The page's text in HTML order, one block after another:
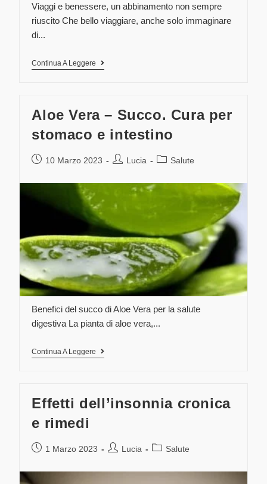
Viaggi e benessere, un abbinamento non sempre
riuscito Che bello viaggiare, anche solo immaginare
di...
Continua A Leggere
Aloe Vera – Succo. Cura per
stomaco e intestino
10 Marzo 2023 Lucia Salute
Benefici del succo di Aloe Vera per la salute
digestiva La pianta di aloe vera,...
Continua A Leggere
Effetti dell’insonnia cronica
e rimedi
1 Marzo 2023 Lucia Salute